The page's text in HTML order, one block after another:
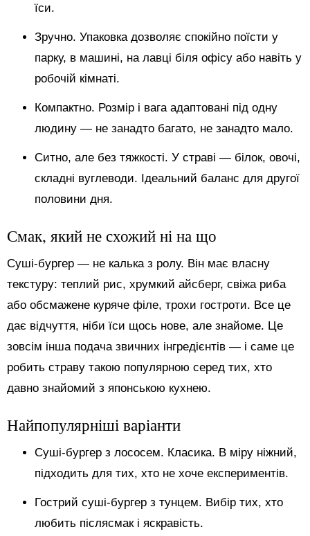
їси.
Зручно. Упаковка дозволяє спокійно поїсти у
парку, в машині, на лавці біля офісу або навіть у
робочій кімнаті.
Компактно. Розмір і вага адаптовані під одну
людину — не занадто багато, не занадто мало.
Ситно, але без тяжкості. У страві — білок, овочі,
складні вуглеводи. Ідеальний баланс для другої
половини дня.
Смак, який не схожий ні на що
Суші-бургер — не калька з ролу. Він має власну
текстуру: теплий рис, хрумкий айсберг, свіжа риба
або обсмажене куряче філе, трохи гостроти. Все це
дає відчуття, ніби їси щось нове, але знайоме. Це
зовсім інша подача звичних інгредієнтів — і саме це
робить страву такою популярною серед тих, хто
давно знайомий з японською кухнею.
Найпопулярніші варіанти
Суші-бургер з лососем. Класика. В міру ніжний,
підходить для тих, хто не хоче експериментів.
Гострий суші-бургер з тунцем. Вибір тих, хто
любить післясмак і яскравість.